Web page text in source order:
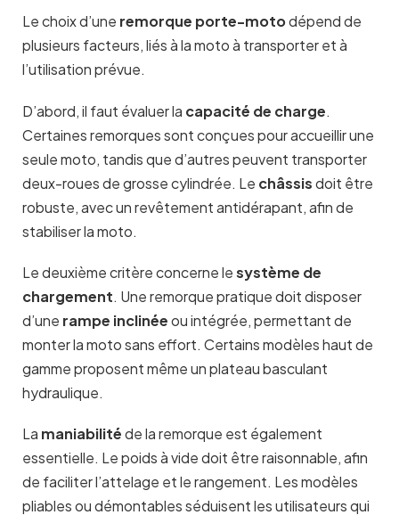
Le choix d’une remorque porte-motodépend de
plusieurs facteurs, liés à la moto à transporter et à
l’utilisation prévue.
D’abord, il faut évaluer la capacité de charge.
Certaines remorques sont conçues pour accueillir une
seule moto, tandis que d’autres peuvent transporter
deux-roues de grosse cylindrée. Le châssisdoit être
robuste, avec un revêtement antidérapant, afin de
stabiliser la moto.
Le deuxième critère concerne lesystème de
chargement. Une remorque pratique doit disposer
d’une rampe inclinéeou intégrée, permettant de
monter la moto sans effort. Certains modèles haut de
gamme proposent même un plateau basculant
hydraulique.
La maniabilitéde la remorque est également
essentielle. Le poids à vide doit être raisonnable, afin
de faciliter l’attelage et le rangement. Les modèles
pliables ou démontables séduisent les utilisateurs qui